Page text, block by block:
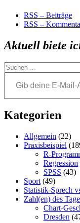
RSS – Beiträge
RSS –
Aktuell biete
Suchen
nach:
Gib deine E-Mail-Adresse ein ...
Kategorien
Allgemein (22)
Praxisbeispiel
R-
Regression
SPSS (43)
Sport (49)
Statistik-Sprech
Zahl(en) des
Chart-
Dresden